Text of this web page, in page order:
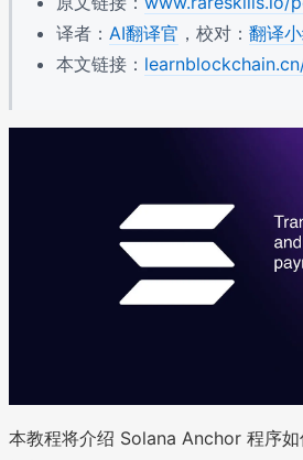
译者： AI翻译官 ，校对： 翻译
本文链接：
本教程将介绍 Solana Anchor 程序